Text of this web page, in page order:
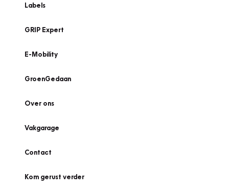
Labels
GRIP Expert
E-Mobility
GroenGedaan
Over ons
Vakgarage
Contact
Kom gerust verder